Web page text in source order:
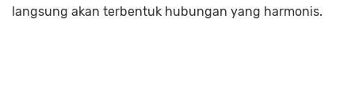
langsung akan terbentuk hubungan yang harmonis.